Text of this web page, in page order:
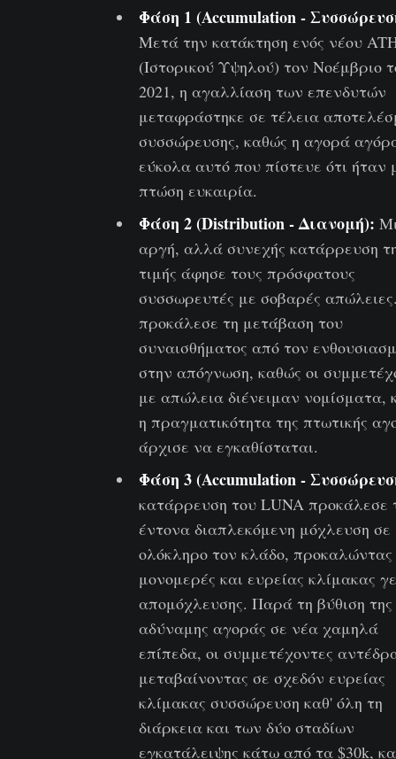
Φάση 1 (Accumulation -
Μετά την κατάκτηση ενός νέου
(Ιστορικού Υψηλού) τον Νοέμβριο
2021, η αγαλλίαση των επενδυτών
μεταφράστηκε σε τέλεια
συσσώρευσης, καθώς η αγορά
εύκολα αυτό που πίστευε ότι ήταν
πτώση ευκαιρία.
Φάση 2 (Distribution - Διανομή):
αργή, αλλά συνεχής κατάρρευση
τιμής άφησε τους πρόσφατους
συσσωρευτές με σοβαρές
προκάλεσε τη μετάβαση του
συναισθήματος από τον
στην απόγνωση, καθώς οι
με απώλεια διένειμαν νομίσματα,
η πραγματικότητα της πτωτικής
άρχισε να εγκαθίσταται.
Φάση 3 (Accumulation -
κατάρρευση του LUNA προκάλεσε
έντονα διαπλεκόμενη μόχλευση σε
ολόκληρο τον κλάδο,
μονομερές και ευρείας κλίμακας
απομόχλευσης. Παρά τη βύθιση της
αδύναμης αγοράς σε νέα χαμηλά
επίπεδα, οι συμμετέχοντες
μεταβαίνοντας σε σχεδόν ευρείας
κλίμακας συσσώρευση καθ' όλη τη
διάρκεια και των δύο σταδίων
εγκατάλειψης κάτω από τα $30k,